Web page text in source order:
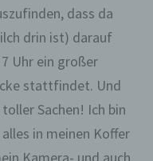
dass da
drin ist) darauf
Uhr ein großer
stattfindet. Und
Sachen! Ich bin
in meinen Koffer